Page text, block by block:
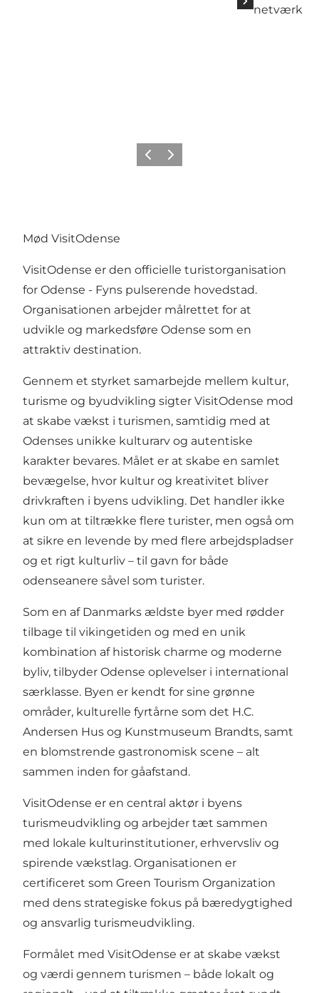
netværk
ForrigeNæste
Mød VisitOdense
VisitOdense er den officielle turistorganisation
for Odense - Fyns pulserende hovedstad.
Organisationen arbejder målrettet for at
udvikle og markedsføre Odense som en
attraktiv destination.
Gennem et styrket samarbejde mellem kultur,
turisme og byudvikling sigter VisitOdense mod
at skabe vækst i turismen, samtidig med at
Odenses unikke kulturarv og autentiske
karakter bevares. Målet er at skabe en samlet
bevægelse, hvor kultur og kreativitet bliver
drivkraften i byens udvikling. Det handler ikke
kun om at tiltrække flere turister, men også om
at sikre en levende by med flere arbejdspladser
og et rigt kulturliv – til gavn for både
odenseanere såvel som turister.
Som en af Danmarks ældste byer med rødder
tilbage til vikingetiden og med en unik
kombination af historisk charme og moderne
byliv, tilbyder Odense oplevelser i international
særklasse. Byen er kendt for sine grønne
områder, kulturelle fyrtårne som det H.C.
Andersen Hus og Kunstmuseum Brandts, samt
en blomstrende gastronomisk scene – alt
sammen inden for gåafstand.
VisitOdense er en central aktør i byens
turismeudvikling og arbejder tæt sammen
med lokale kulturinstitutioner, erhvervsliv og
spirende vækstlag. Organisationen er
certificeret som Green Tourism Organization
med dens strategiske fokus på bæredygtighed
og ansvarlig turismeudvikling.
Formålet med VisitOdense er at skabe vækst
og værdi gennem turismen – både lokalt og